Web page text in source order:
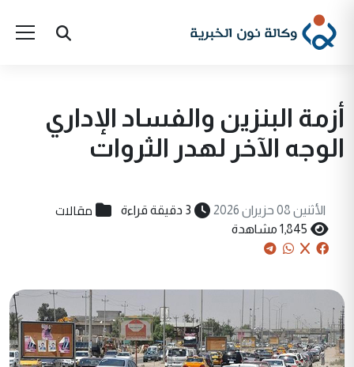
أزمة البنزين والفساد الإداري
الوجه الآخر لهدر الثروات
الأثنين 08 حزيران 2026 3 دقيقة قراءة مقالات
1,845 مشاهدة